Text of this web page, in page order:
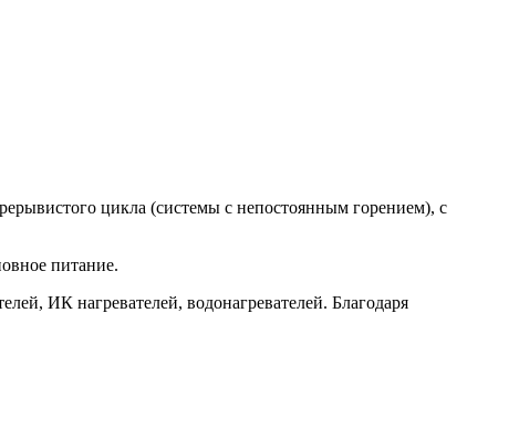
цикла (системы с непостоянным горением), с
питание.
ИК нагревателей, водонагревателей. Благодаря